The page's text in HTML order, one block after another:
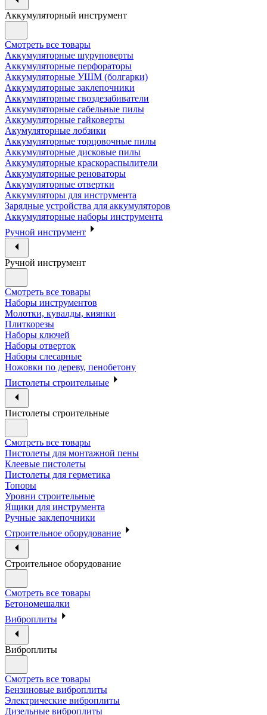
Аккумуляторный инструмент
Смотреть все товары
Аккумуляторные шуруповерты
Аккумуляторные перфораторы
Аккумуляторные УШМ (болгарки)
Аккумуляторные заклепочники
Аккумуляторные гвоздезабиватели
Аккумуляторные сабельные пилы
Аккумуляторные гайковерты
Акумуляторные лобзики
Аккумуляторные торцовочные пилы
Аккумуляторные дисковые пилы
Аккумуляторные краскораспылители
Аккумуляторные реноваторы
Аккумуляторные отвертки
Аккумуляторы для инструмента
Зарядные устройства для аккумуляторов
Аккумуляторные наборы инструмента
Ручной инструмент
Ручной инструмент
Смотреть все товары
Наборы инструментов
Молотки, кувалды, киянки
Плиткорезы
Наборы ключей
Наборы отверток
Наборы слесарные
Ножовки по дереву, пенобетону
Пистолеты строительные
Пистолеты строительные
Смотреть все товары
Пистолеты для монтажной пены
Клеевые пистолеты
Пистолеты для герметика
Топоры
Уровни строительные
Ящики для инструмента
Ручные заклепочники
Строительное оборудование
Строительное оборудование
Смотреть все товары
Бетономешалки
Виброплиты
Виброплиты
Смотреть все товары
Бензиновые виброплиты
Электрические виброплиты
Дизельные виброплиты